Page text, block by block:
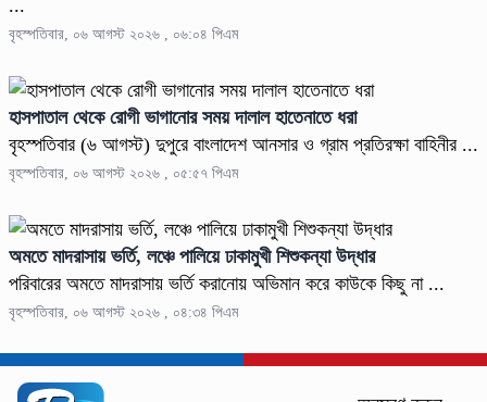
...
বৃহস্পতিবার, ০৬ আগস্ট ২০২৬ , ০৬:০৪ পিএম
হাসপাতাল থেকে রোগী ভাগানোর সময় দালাল হাতেনাতে ধরা
বৃহস্পতিবার (৬ আগস্ট) দুপুরে বাংলাদেশ আনসার ও গ্রাম প্রতিরক্ষা বাহিনীর ...
বৃহস্পতিবার, ০৬ আগস্ট ২০২৬ , ০৫:৫৭ পিএম
অমতে মাদরাসায় ভর্তি, লঞ্চে পালিয়ে ঢাকামুখী শিশুকন্যা উদ্ধার
পরিবারের অমতে মাদরাসায় ভর্তি করানোয় অভিমান করে কাউকে কিছু না ...
বৃহস্পতিবার, ০৬ আগস্ট ২০২৬ , ০৪:৩৪ পিএম